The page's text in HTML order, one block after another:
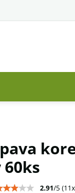
2.91/5 (11